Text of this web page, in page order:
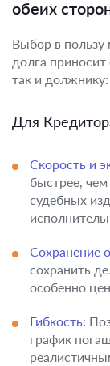
обеих
Выбор в пользу
долга
так и должнику:
Для
Скорость и
быстрее,
судебных
Сохранение
сохранить
особенно
Гибкость:
график